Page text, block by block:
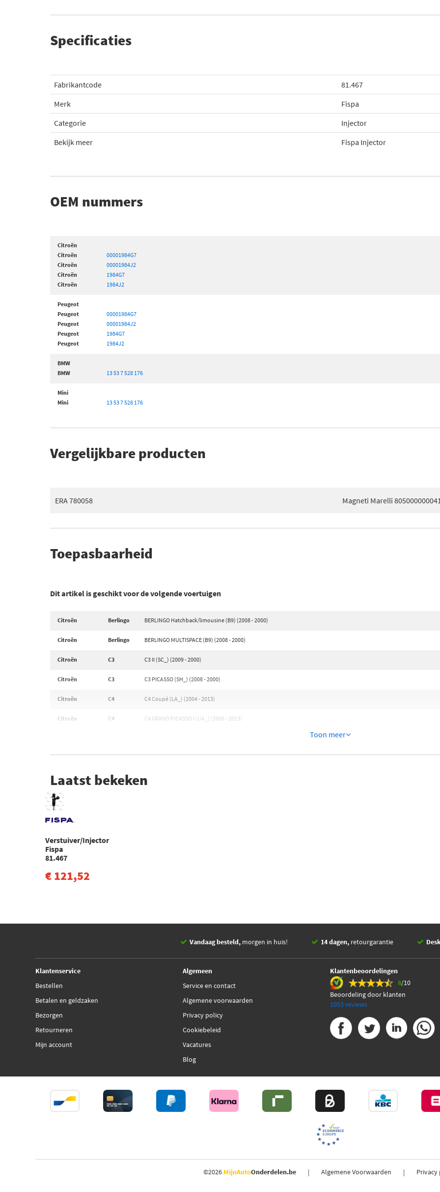
Specificaties
Fabrikantcode
81.467
Merk
Fispa
Categorie
Injector
Bekijk meer
Fispa Injector
OEM nummers
Citroën
Citroën
00001984G7
Citroën
00001984J2
Citroën
1984G7
Citroën
1984J2
Peugeot
Peugeot
00001984G7
Peugeot
00001984J2
Peugeot
1984G7
Peugeot
1984J2
BMW
BMW
13 53 7 528 176
Mini
Mini
13 53 7 528 176
Vergelijkbare producten
ERA 780058 Magneti Marelli
Toepasbaarheid
Dit artikel is geschikt voor de volgende voertuigen
Citroën Berlingo BERLINGO Hatchback/limousine (B9) (2008 - 2000)
Citroën Berlingo BERLINGO MULTISPACE (B9) (2008 - 2000)
Citroën C3 C3 II (SC_) (2009 - 2000)
Citroën C3 C3 PICASSO (SH_) (2008 - 2000)
Citroën C4 C4 Coupé (LA_) (2004 - 2013)
Citroën C4 C4 GRAND PICASSO I (UA_) (2006 - 2013)
Toon meer
Laatst bekeken
Verstuiver/Injector
Fispa
81.467
€ 121,52
Vandaag besteld, morgen in huis! 14 dagen, retourgarantie
Klantenservice
Bestellen
Betalen en geldzaken
Bezorgen
Retourneren
Mijn account
Algemeen
Service en contact
Algemene voorwaarden
Privacy policy
Cookiebeleid
Vacatures
Blog
Klantenbeoordelingen
8/10
Beoordeling door klanten
1053 reviews
©2026 MijnAutoOnderdelen.be Algemene Voorwaarden Privacy